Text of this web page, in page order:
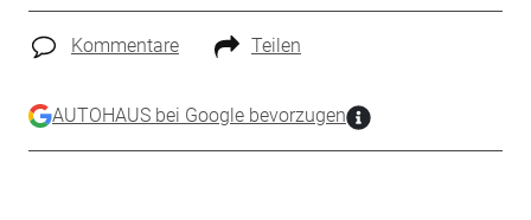
Kommentare Teilen
AUTOHAUS bei Google bevorzugen